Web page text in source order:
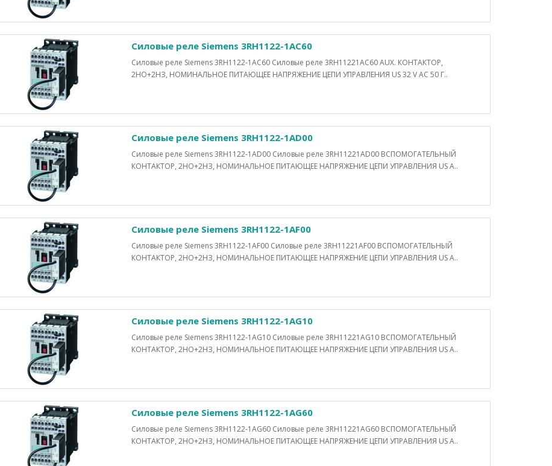
Силовые реле Siemens 3RH1122-1AC60
Силовые реле Siemens 3RH1122-1AC60 Силовые реле 3RH11221AC60 AUX. КОНТАКТОР,
2НО+2НЗ, НОМИНАЛЬНОЕ ПИТАЮЩЕЕ НАПРЯЖЕНИЕ ЦЕПИ УПРАВЛЕНИЯ US 32 V AC 50 Г..
Силовые реле Siemens 3RH1122-1AD00
Силовые реле Siemens 3RH1122-1AD00 Силовые реле 3RH11221AD00 ВСПОМОГАТЕЛЬНЫЙ
КОНТАКТОР, 2НО+2НЗ, НОМИНАЛЬНОЕ ПИТАЮЩЕЕ НАПРЯЖЕНИЕ ЦЕПИ УПРАВЛЕНИЯ US A..
Силовые реле Siemens 3RH1122-1AF00
Силовые реле Siemens 3RH1122-1AF00 Силовые реле 3RH11221AF00 ВСПОМОГАТЕЛЬНЫЙ
КОНТАКТОР, 2НО+2НЗ, НОМИНАЛЬНОЕ ПИТАЮЩЕЕ НАПРЯЖЕНИЕ ЦЕПИ УПРАВЛЕНИЯ US A..
Силовые реле Siemens 3RH1122-1AG10
Силовые реле Siemens 3RH1122-1AG10 Силовые реле 3RH11221AG10 ВСПОМОГАТЕЛЬНЫЙ
КОНТАКТОР, 2НО+2НЗ, НОМИНАЛЬНОЕ ПИТАЮЩЕЕ НАПРЯЖЕНИЕ ЦЕПИ УПРАВЛЕНИЯ US A..
Силовые реле Siemens 3RH1122-1AG60
Силовые реле Siemens 3RH1122-1AG60 Силовые реле 3RH11221AG60 ВСПОМОГАТЕЛЬНЫЙ
КОНТАКТОР, 2НО+2НЗ, НОМИНАЛЬНОЕ ПИТАЮЩЕЕ НАПРЯЖЕНИЕ ЦЕПИ УПРАВЛЕНИЯ US A..